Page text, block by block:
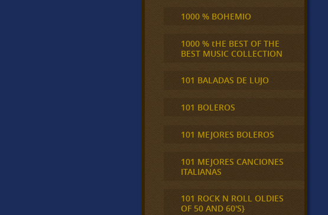
1000 % BOHEMIO
1000 % tHE BEST OF THE
BEST MUSIC COLLECTION
101 BALADAS DE LUJO
101 BOLEROS
101 MEJORES BOLEROS
101 MEJORES CANCIONES
ITALIANAS
101 ROCK N ROLL OLDIES
OF 50 AND 60'S}